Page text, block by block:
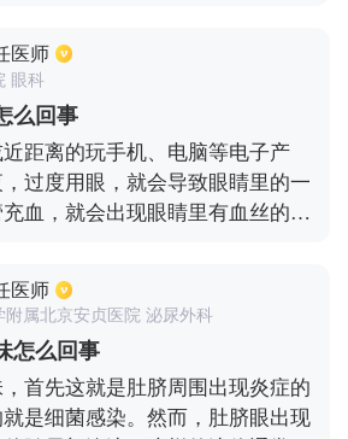
，应该尽快到妇科医院去做检
结果进行对症处理。
医师
眼科
么回事
距离的玩手机、电脑等电子产
过度用眼，就会导致眼睛里的一
血，就会出现眼睛里有血丝的症
，不过度用眼睛，每天坚持做眼
有彻底卸干净，也会导致眼睛出
下，患者尽量化妆或者化妆时以
要及时，而且要卸干净。如果是
睛出现血丝，患者就需要及时到
会根据病情来选择治疗方式，切
医师
附属北京安贞医院 泌尿外科
怎么回事
首先这就是肚脐周围出现炎症的
是细菌感染。然而，肚脐眼出现